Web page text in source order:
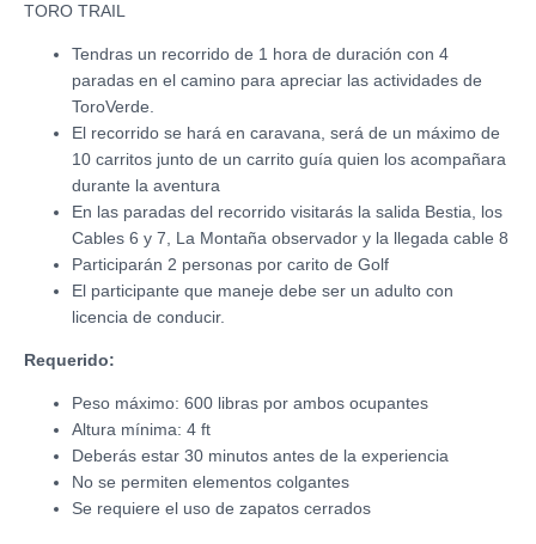
TORO TRAIL
Tendras un recorrido de 1 hora de duración con 4
paradas en el camino para apreciar las actividades de
ToroVerde.
El recorrido se hará en caravana, será de un máximo de
10 carritos junto de un carrito guía quien los acompañara
durante la aventura
En las paradas del recorrido visitarás la salida Bestia, los
Cables 6 y 7, La Montaña observador y la llegada cable 8
Participarán 2 personas por carito de Golf
El participante que maneje debe ser un adulto con
licencia de conducir.
Requerido:
Peso máximo: 600 libras por ambos ocupantes
Altura mínima: 4 ft
Deberás estar 30 minutos antes de la experiencia
No se permiten elementos colgantes
Se requiere el uso de zapatos cerrados